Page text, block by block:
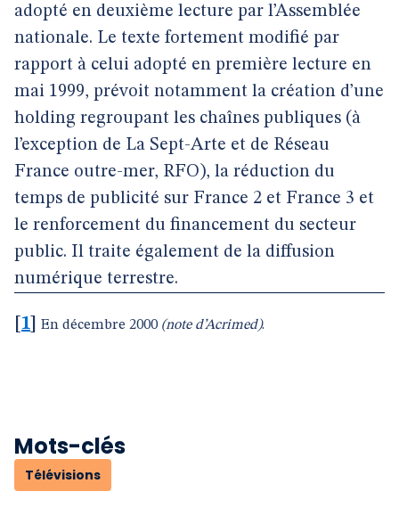
adopté en deuxième lecture par l’Assemblée
nationale. Le texte fortement modifié par
rapport à celui adopté en première lecture en
mai 1999, prévoit notamment la création d’une
holding regroupant les chaînes publiques (à
l’exception de La Sept-Arte et de Réseau
France outre-mer, RFO), la réduction du
temps de publicité sur France 2 et France 3 et
le renforcement du financement du secteur
public. Il traite également de la diffusion
numérique terrestre.
1 En décembre 2000 (note d’Acrimed).
Mots-clés
Télévisions